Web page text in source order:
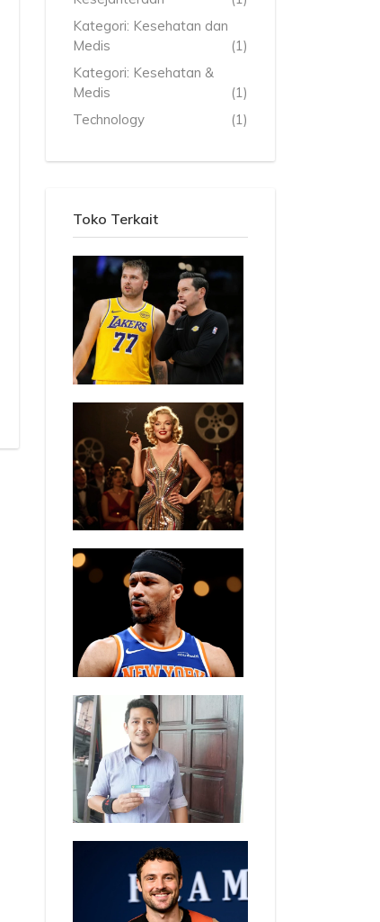
Kategori: Kesehatan dan
Medis
(1)
Kategori: Kesehatan &
Medis
(1)
Technology
(1)
Toko Terkait